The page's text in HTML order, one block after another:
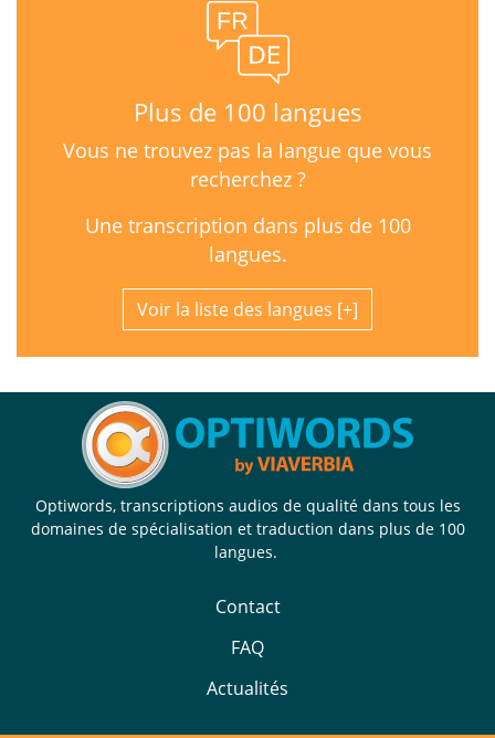
Plus de 100 langues
Vous ne trouvez pas la langue que vous
recherchez ?
Une transcription dans plus de 100
langues.
Voir la liste des langues
Optiwords, transcriptions audios de qualité dans tous les
domaines de spécialisation et traduction dans plus de 100
langues.
Contact
FAQ
Actualités